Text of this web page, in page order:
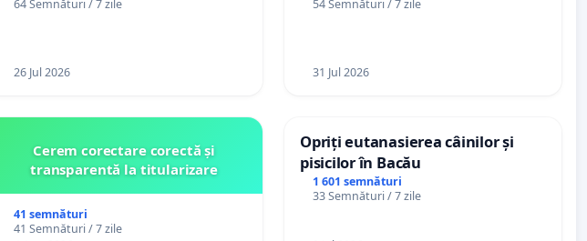
Republica Moldova!
64 Semnături / 7 zile
26 Jul 2026
plasament în Danemarca de 12
54 Semnături / 7 zile
31 Jul 2026
Cerem corectare corectă și
transparentă la titularizare
41 semnături
41 Semnături / 7 zile
Opriți eutanasierea câinilor și
pisicilor în Bacău
1 601 semnături
33 Semnături / 7 zile